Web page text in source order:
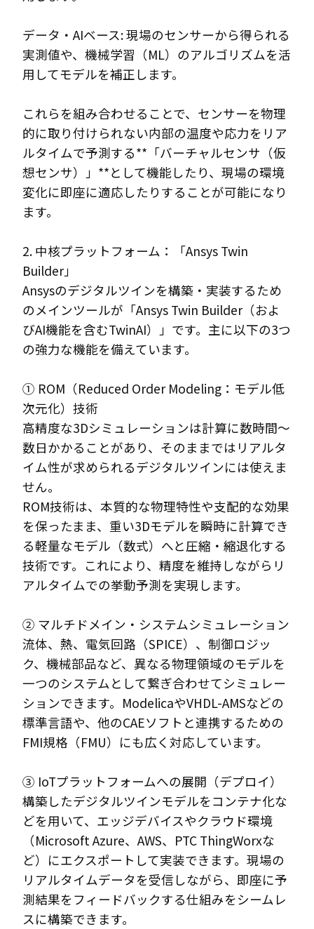
データ・AIベース: 現場のセンサーから得られる
実測値や、機械学習（ML）のアルゴリズムを活
用してモデルを補正します。
これらを組み合わせることで、センサーを物理
的に取り付けられない内部の温度や応力をリア
ルタイムで予測する**「バーチャルセンサ（仮
想センサ）」**として機能したり、現場の環境
変化に即座に適応したりすることが可能になり
ます。
2. 中核プラットフォーム：「Ansys Twin
Builder」
Ansysのデジタルツインを構築・実装するため
のメインツールが「Ansys Twin Builder（およ
びAI機能を含むTwinAI）」です。主に以下の3つ
の強力な機能を備えています。
① ROM（Reduced Order Modeling：モデル低
次元化）技術
高精度な3Dシミュレーションは計算に数時間〜
数日かかることがあり、そのままではリアルタ
イム性が求められるデジタルツインには使えま
せん。
ROM技術は、本質的な物理特性や支配的な効果
を保ったまま、重い3Dモデルを瞬時に計算でき
る軽量なモデル（数式）へと圧縮・縮退化する
技術です。これにより、精度を維持しながらリ
アルタイムでの挙動予測を実現します。
② マルチドメイン・システムシミュレーション
流体、熱、電気回路（SPICE）、制御ロジッ
ク、機械部品など、異なる物理領域のモデルを
一つのシステムとして繋ぎ合わせてシミュレー
ションできます。ModelicaやVHDL-AMSなどの
標準言語や、他のCAEソフトと連携するための
FMI規格（FMU）にも広く対応しています。
③ IoTプラットフォームへの展開（デプロイ）
構築したデジタルツインモデルをコンテナ化な
どを用いて、エッジデバイスやクラウド環境
（Microsoft Azure、AWS、PTC ThingWorxな
ど）にエクスポートして実装できます。現場の
リアルタイムデータを受信しながら、即座に予
測結果をフィードバックする仕組みをシームレ
スに構築できます。